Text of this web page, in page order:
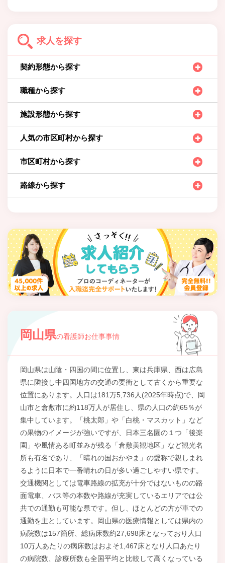
求人を探す
契約形態から探す
職種から探す
施設形態から探す
人気の市区町村から探す
市区町村から探す
路線から探す
岡山県の看護師お仕事事情
岡山県は山陰・四国の間に位置し、東は兵庫県、西は広島
県に隣接し中四国地方の交通の要衝として古くから重要な
位置にあります。人口は181万5,736人(2025年時点)で、岡
山市と倉敷市に約118万人が居住し、県の人口の約65％が
集中しています。「桃太郎」や「白桃・マスカット」など
の果物のイメージが強いですが、日本三名園の１つ「後楽
園」や風情ある町並みが残る「倉敷美観地区」など観光名
所も有名であり、「晴れの国おかやま」の愛称で親しまれ
るように日本で一番晴れの日が多い過ごしやすい県です。
交通機関としては電車路線の拡充が十分ではないものの路
面電車、バス等の本数や路線が充実しているエリアでは公
共での通勤も可能な県です。但し、ほとんどの方が車での
通勤を主としています。岡山県の医療情報としては県内の
病院数は157箇所、総病床数約27,698床となっており人口
10万人あたりの病床数はおよそ1,467床となり人口あたり
の病院数、診療所数も全国平均と比較して高くなっている